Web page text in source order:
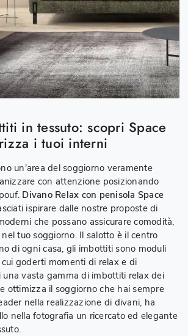
in tessuto: scopri Space
i tuoi interni
un'area del soggiorno veramente
con attenzione posizionando
Divano Relax con penisola Space
ispirare dalle nostre proposte di
che possano assicurare comodità,
tuo soggiorno. Il salotto è il centro
di ogni casa, gli imbottiti sono moduli
goderti momenti di relax e di
una vasta gamma di imbottiti relax dei
ottimizza il soggiorno che hai sempre
nella realizzazione di divani, ha
nella fotografia un ricercato ed elegante